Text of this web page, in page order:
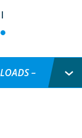
–